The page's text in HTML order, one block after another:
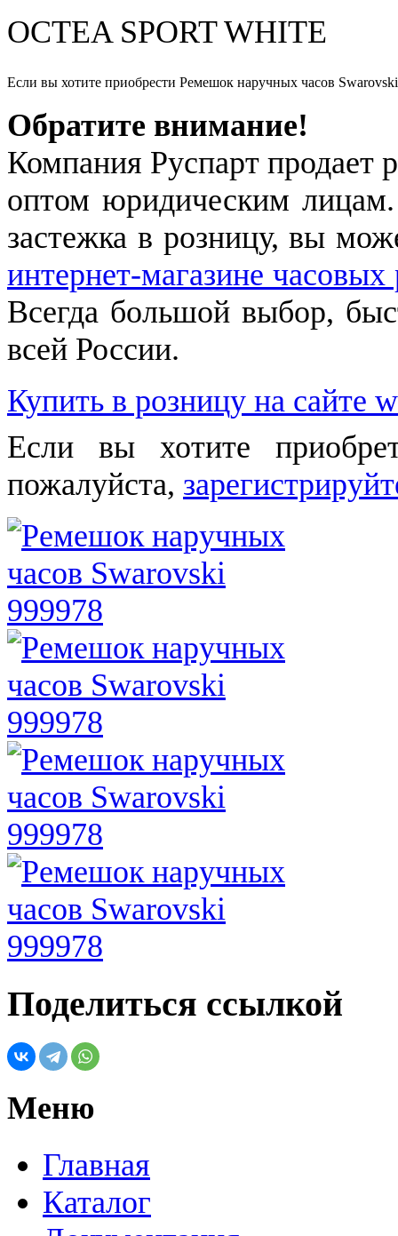
OCTEA SPORT WHITE
Если вы хотите приобрести Ремешок наручных часов
Обратите внимание!
Компания Руспарт продает
оптом юридическим
застежка в розницу, вы
интернет-магазине
Всегда большой выбор,
всей России.
Купить в розницу на сайте
Если вы хотите
пожалуйста,
Поделиться ссылкой
Меню
Главная
Каталог